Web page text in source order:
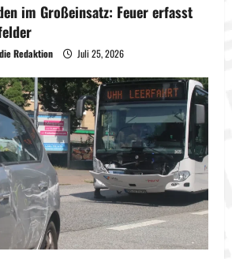
im Großeinsatz: Feuer erfasst
Redaktion Juli 25, 2026